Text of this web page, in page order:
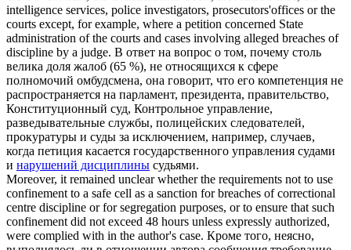
intelligence services, police investigators, prosecutors'offices or the
courts except, for example, where a petition concerned State
administration of the courts and cases involving alleged breaches of
discipline by a judge. В ответ на вопрос о том, почему столь
велика доля жалоб (65 %), не относящихся к сфере
полномочий омбудсмена, она говорит, что его компетенция не
распространяется на парламент, президента, правительство,
Конституционный суд, Контрольное управление,
разведывательные службы, полицейских следователей,
прокуратуры и суды за исключением, например, случаев,
когда петиция касается государственного управления судами
и нарушений дисциплины судьями.
Moreover, it remained unclear whether the requirements not to use
confinement to a safe cell as a sanction forbreaches ofcorrectional
centre discipline or for segregation purposes, or to ensure that such
confinement did not exceed 48 hours unless expressly authorized,
were complied with in the author's case. Кроме того, неясно,